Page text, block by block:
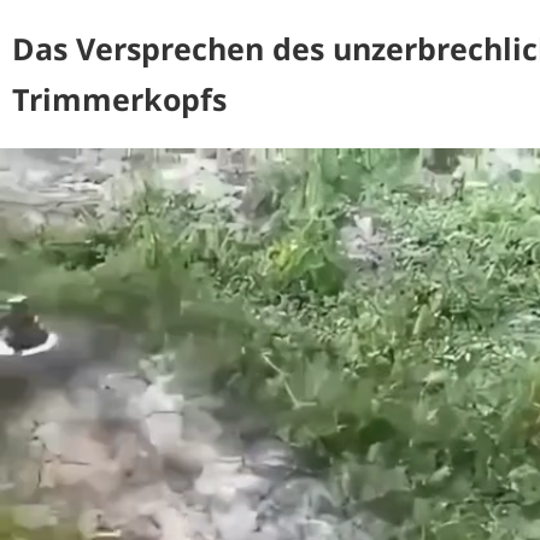
Das Versprechen des
Trimmerkopfs